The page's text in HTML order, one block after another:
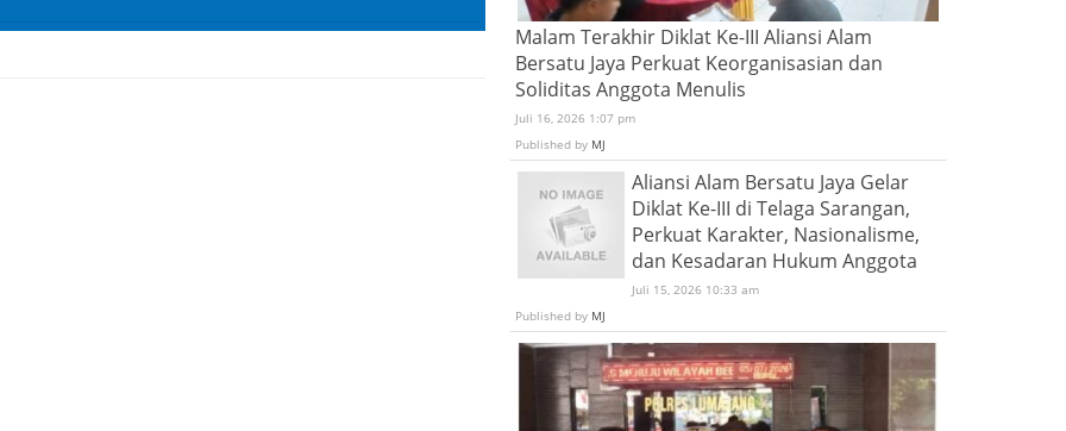
Malam Terakhir Diklat Ke-III Aliansi Alam
Bersatu Jaya Perkuat Keorganisasian dan
Soliditas Anggota Menulis
Juli 16, 2026 1:07 pm
Published by MJ
Aliansi Alam Bersatu Jaya Gelar
Diklat Ke-III di Telaga Sarangan,
Perkuat Karakter, Nasionalisme,
dan Kesadaran Hukum Anggota
Juli 15, 2026 10:33 am
Published by MJ